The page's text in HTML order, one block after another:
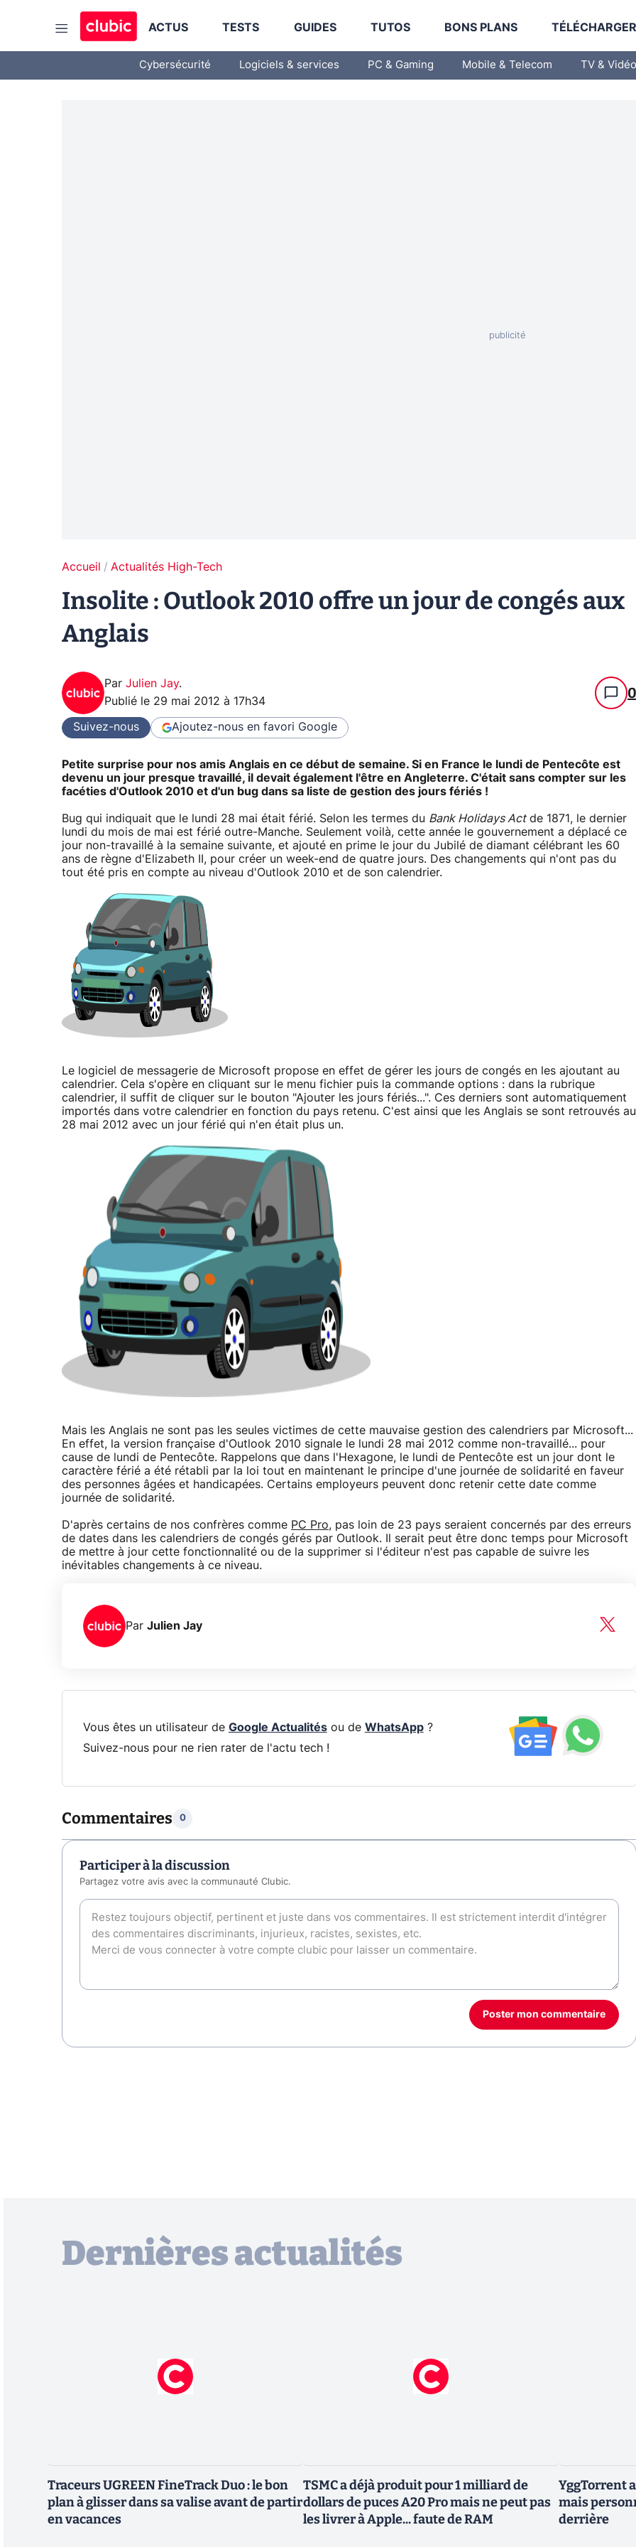
ACTUS TESTS GUIDES TUTOS BONS PLANS
Cybersécurité Logiciels & services PC & Gaming Mobile & Telecom TV & Vidéo
Accueil Actualités High-Tech
Insolite : Outlook 2010 offre un jour de congés aux
Anglais
Par Julien Jay.
Publié le 29 mai 2012 à 17h34 0
Suivez-nous Ajoutez-nous en favori Google
Petite surprise pour nos amis Anglais en ce début de semaine. Si en France le lundi de Pentecôte est
devenu un jour presque travaillé, il devait également l'être en Angleterre. C'était sans compter sur les
facéties d'Outlook 2010 et d'un bug dans sa liste de gestion des jours fériés !
Bug qui indiquait que le lundi 28 mai était férié. Selon les termes du Bank Holidays Actde 1871, le dernier
lundi du mois de mai est férié outre-Manche. Seulement voilà, cette année le gouvernement a déplacé ce
jour non-travaillé à la semaine suivante, et ajouté en prime le jour du Jubilé de diamant célébrant les 60
ans de règne d'Elizabeth II, pour créer un week-end de quatre jours. Des changements qui n'ont pas du
tout été pris en compte au niveau d'Outlook 2010 et de son calendrier.
Le logiciel de messagerie de Microsoft propose en effet de gérer les jours de congés en les ajoutant au
calendrier. Cela s'opère en cliquant sur le menu fichier puis la commande options : dans la rubrique
calendrier, il suffit de cliquer sur le bouton "Ajouter les jours fériés...". Ces derniers sont automatiquement
importés dans votre calendrier en fonction du pays retenu. C'est ainsi que les Anglais se sont retrouvés au
28 mai 2012 avec un jour férié qui n'en était plus un.
Mais les Anglais ne sont pas les seules victimes de cette mauvaise gestion des calendriers par Microsoft...
En effet, la version française d'Outlook 2010 signale le lundi 28 mai 2012 comme non-travaillé... pour
cause de lundi de Pentecôte. Rappelons que dans l'Hexagone, le lundi de Pentecôte est un jour dont le
caractère férié a été rétabli par la loi tout en maintenant le principe d'une journée de solidarité en faveur
des personnes âgées et handicapées. Certains employeurs peuvent donc retenir cette date comme
journée de solidarité.
D'après certains de nos confrères comme PC Pro, pas loin de 23 pays seraient concernés par des erreurs
de dates dans les calendriers de congés gérés par Outlook. Il serait peut être donc temps pour Microsoft
de mettre à jour cette fonctionnalité ou de la supprimer si l'éditeur n'est pas capable de suivre les
inévitables changements à ce niveau.
Par Julien Jay
Vous êtes un utilisateur de Google Actualitésou de WhatsApp?
Suivez-nous pour ne rien rater de l'actu tech !
Commentaires 0
Participer à la discussion
Partagez votre avis avec la communauté Clubic.
Poster mon commentaire
Dernières actualités
Traceurs UGREEN FineTrack Duo : le bon
plan à glisser dans sa valise avant de partir
en vacances
TSMC a déjà produit pour 1 milliard de
dollars de puces A20 Pro mais ne peut pas
les livrer à Apple... faute de RAM
YggTorrent
mais
derrière